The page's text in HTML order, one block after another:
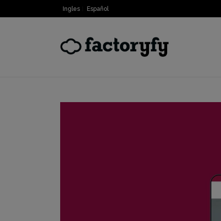
Ingles Español